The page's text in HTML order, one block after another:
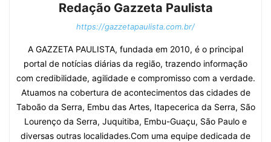
Redação Gazzeta Paulista
https://gazzetapaulista.com.br/
A GAZZETA PAULISTA, fundada em 2010, é o principal
portal de notícias diárias da região, trazendo informação
com credibilidade, agilidade e compromisso com a verdade.
Atuamos na cobertura de acontecimentos das cidades de
Taboão da Serra, Embu das Artes, Itapecerica da Serra, São
Lourenço da Serra, Juquitiba, Embu-Guaçu, São Paulo e
diversas outras localidades.Com uma equipe dedicada de